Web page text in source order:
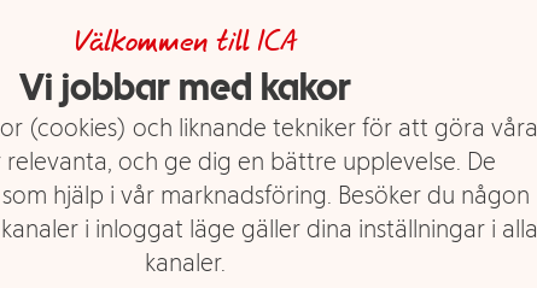
Välkommen till ICA
Vi jobbar med kakor
(cookies) och liknande tekniker för att göra våra
och ge dig en bättre upplevelse. De
hjälp i vår marknadsföring. Besöker du någon
i inloggat läge gäller dina inställningar i alla
kanaler.